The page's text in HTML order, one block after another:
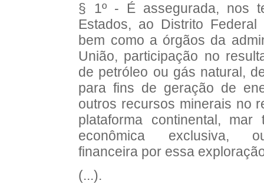
§ 1º - É assegurada, nos
Estados, ao Distrito
bem como a órgãos da
União, participação no
de petróleo ou gás natural,
para fins de geração de
outros recursos minerais no
plataforma continental, mar
econômica exclusiva,
financeira por essa
(...).